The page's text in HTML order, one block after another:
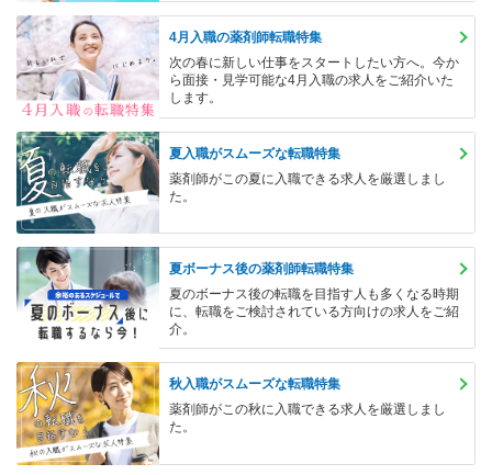
4月入職の薬剤師転職特集
次の春に新しい仕事をスタートしたい方へ。今か
ら面接・見学可能な4月入職の求人をご紹介いた
します。
夏入職がスムーズな転職特集
薬剤師がこの夏に入職できる求人を厳選しまし
た。
夏ボーナス後の薬剤師転職特集
夏のボーナス後の転職を目指す人も多くなる時期
に、転職をご検討されている方向けの求人をご紹
介。
秋入職がスムーズな転職特集
薬剤師がこの秋に入職できる求人を厳選しまし
た。